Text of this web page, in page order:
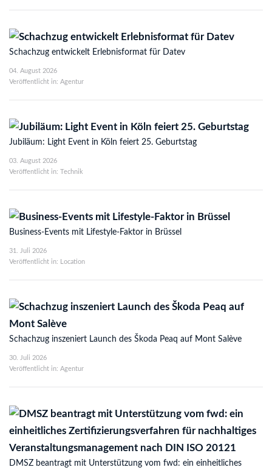
Schachzug entwickelt Erlebnisformat für Datev
04. August 2026
Veröffentlicht in: Agentur
Jubiläum: Light Event in Köln feiert 25. Geburtstag
03. August 2026
Veröffentlicht in: Technik
Business-Events mit Lifestyle-Faktor in Brüssel
31. Juli 2026
Veröffentlicht in: Location
Schachzug inszeniert Launch des Škoda Peaq auf Mont Salève
30. Juli 2026
Veröffentlicht in: Agentur
DMSZ beantragt mit Unterstützung vom fwd: ein einheitliches